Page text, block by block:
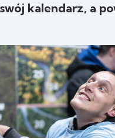
kalendarz, a